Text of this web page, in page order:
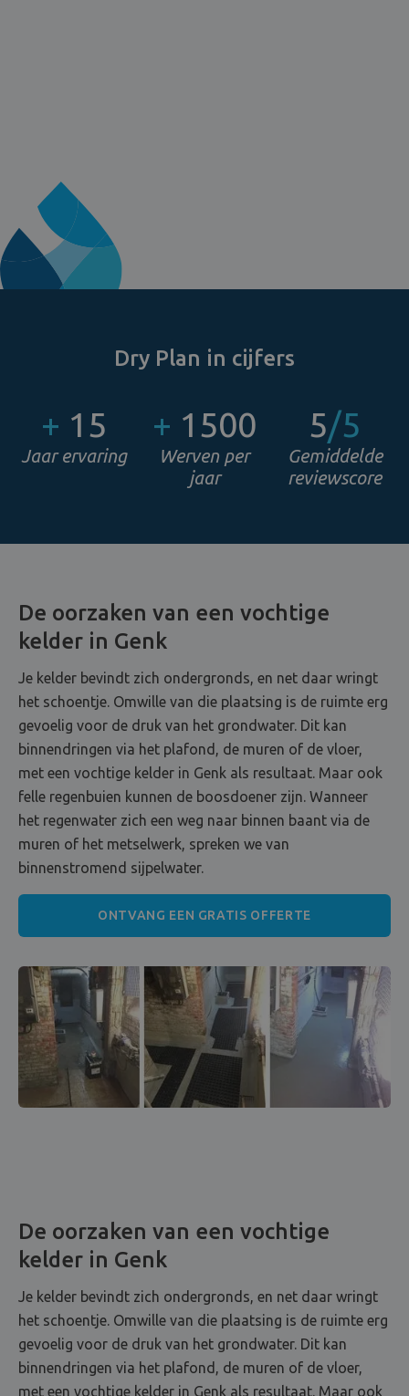
Dry Plan in cijfers
+ 15
Jaar ervaring
+ 1500
Werven per
jaar
5/5
Gemiddelde
reviewscore
De oorzaken van een vochtige
kelder in Genk
Je kelder bevindt zich ondergronds, en net daar wringt
het schoentje. Omwille van die plaatsing is de ruimte erg
gevoelig voor de druk van het grondwater. Dit kan
binnendringen via het plafond, de muren of de vloer,
met een vochtige kelder in Genk als resultaat. Maar ook
felle regenbuien kunnen de boosdoener zijn. Wanneer
het regenwater zich een weg naar binnen baant via de
muren of het metselwerk, spreken we van
binnenstromend sijpelwater.
ONTVANG EEN GRATIS OFFERTE
De oorzaken van een vochtige
kelder in Genk
Je kelder bevindt zich ondergronds, en net daar wringt
het schoentje. Omwille van die plaatsing is de ruimte erg
gevoelig voor de druk van het grondwater. Dit kan
binnendringen via het plafond, de muren of de vloer,
met een vochtige kelder in Genk als resultaat. Maar ook